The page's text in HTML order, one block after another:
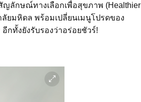
ลักษณ์ทางเลือกเพื่อสุขภาพ (Healthier
ยมหิดล พร้อมเปลี่ยนเมนูโปรดของ
กทั้งยังรับรองว่าอร่อยชัวร์!